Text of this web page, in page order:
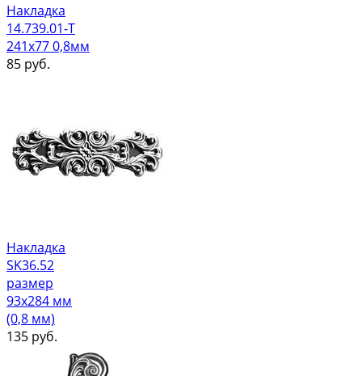
Накладка
14.739.01-Т
241х77 0,8мм
85 руб.
Накладка
SK36.52
размер
93х284 мм
(0,8 мм)
135 руб.